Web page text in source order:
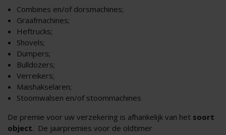
Combines en/of dorsmachines;
Graafmachines;
Heftrucks;
Shovels;
Dumpers;
Bulldozers;
Verreikers;
Maishakselaren;
Stoomwalsen en/of stoommachines
De premie voor uw verzekering is afhankelijk van het soort
object. De jaarpremies voor de oldtimer